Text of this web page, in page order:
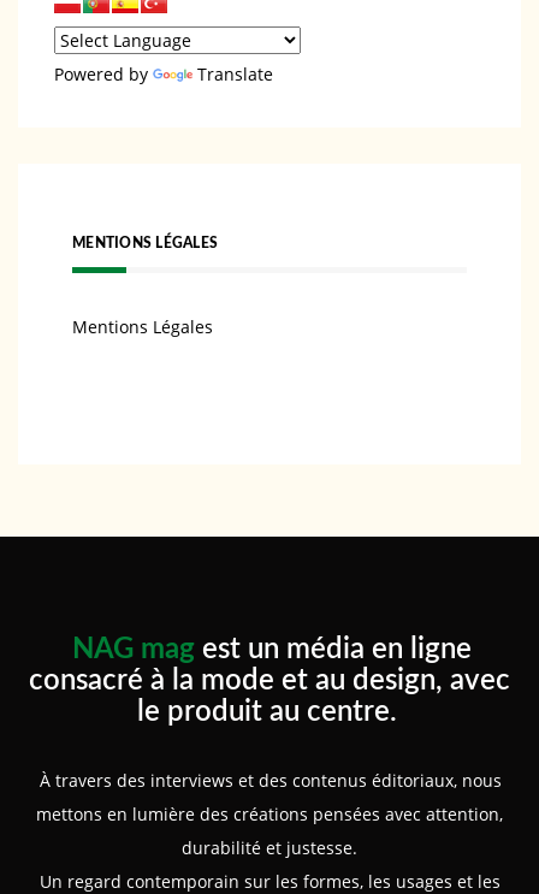
Powered by Translate
MENTIONS LÉGALES
Mentions Légales
NAG mag est un média en ligne
consacré à la mode et au design, avec
le produit au centre.
À travers des interviews et des contenus éditoriaux, nous
mettons en lumière des créations pensées avec attention,
durabilité et justesse.
Un regard contemporain sur les formes, les usages et les